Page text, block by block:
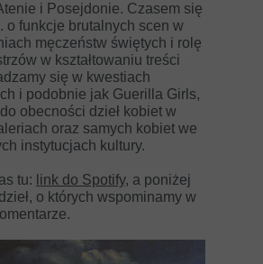
i Posejdonie. Czasem się
o funkcje brutalnych scen w
męczeństw świętych i rolę
w kształtowaniu treści
się w kwestiach
i podobnie jak Guerilla Girls,
obecności dzieł kobiet w
oraz samych kobiet we
instytucjach kultury.
tu: link do Spotify, a poniżej
o których wspominamy w